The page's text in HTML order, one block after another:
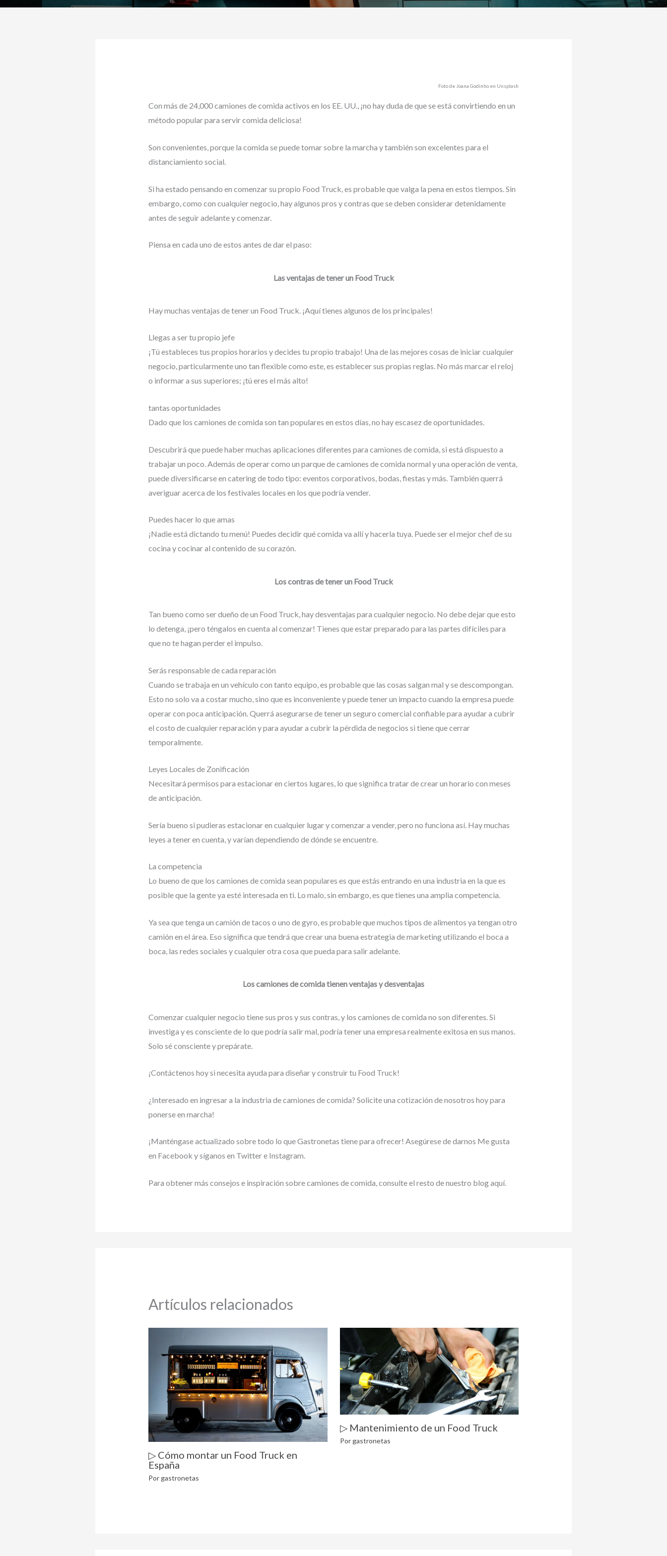
Foto de Joana Godinho en Unsplash
Con más de 24,000 camiones de comida activos en los EE. UU., ¡no hay duda de que se está convirtiendo en un
método popular para servir comida deliciosa!
Son convenientes, porque la comida se puede tomar sobre la marcha y también son excelentes para el
distanciamiento social.
Si ha estado pensando en comenzar su propio Food Truck, es probable que valga la pena en estos tiempos. Sin
embargo, como con cualquier negocio, hay algunos pros y contras que se deben considerar detenidamente
antes de seguir adelante y comenzar.
Piensa en cada uno de estos antes de dar el paso:
Las ventajas de tener un Food Truck
Hay muchas ventajas de tener un Food Truck. ¡Aquí tienes algunos de los principales!
Llegas a ser tu propio jefe
¡Tú estableces tus propios horarios y decides tu propio trabajo! Una de las mejores cosas de iniciar cualquier
negocio, particularmente uno tan flexible como este, es establecer sus propias reglas. No más marcar el reloj
o informar a sus superiores; ¡tú eres el más alto!
tantas oportunidades
Dado que los camiones de comida son tan populares en estos días, no hay escasez de oportunidades.
Descubrirá que puede haber muchas aplicaciones diferentes para camiones de comida, si está dispuesto a
trabajar un poco. Además de operar como un parque de camiones de comida normal y una operación de venta,
puede diversificarse en catering de todo tipo: eventos corporativos, bodas, fiestas y más. También querrá
averiguar acerca de los festivales locales en los que podría vender.
Puedes hacer lo que amas
¡Nadie está dictando tu menú! Puedes decidir qué comida va allí y hacerla tuya. Puede ser el mejor chef de su
cocina y cocinar al contenido de su corazón.
Los contras de tener un Food Truck
Tan bueno como ser dueño de un Food Truck, hay desventajas para cualquier negocio. No debe dejar que esto
lo detenga, ¡pero téngalos en cuenta al comenzar! Tienes que estar preparado para las partes difíciles para
que no te hagan perder el impulso.
Serás responsable de cada reparación
Cuando se trabaja en un vehículo con tanto equipo, es probable que las cosas salgan mal y se descompongan.
Esto no solo va a costar mucho, sino que es inconveniente y puede tener un impacto cuando la empresa puede
operar con poca anticipación. Querrá asegurarse de tener un seguro comercial confiable para ayudar a cubrir
el costo de cualquier reparación y para ayudar a cubrir la pérdida de negocios si tiene que cerrar
temporalmente.
Leyes Locales de Zonificación
Necesitará permisos para estacionar en ciertos lugares, lo que significa tratar de crear un horario con meses
de anticipación.
Sería bueno si pudieras estacionar en cualquier lugar y comenzar a vender, pero no funciona así. Hay muchas
leyes a tener en cuenta, y varían dependiendo de dónde se encuentre.
La competencia
Lo bueno de que los camiones de comida sean populares es que estás entrando en una industria en la que es
posible que la gente ya esté interesada en ti. Lo malo, sin embargo, es que tienes una amplia competencia.
Ya sea que tenga un camión de tacos o uno de gyro, es probable que muchos tipos de alimentos ya tengan otro
camión en el área. Eso significa que tendrá que crear una buena estrategia de marketing utilizando el boca a
boca, las redes sociales y cualquier otra cosa que pueda para salir adelante.
Los camiones de comida tienen ventajas y desventajas
Comenzar cualquier negocio tiene sus pros y sus contras, y los camiones de comida no son diferentes. Si
investiga y es consciente de lo que podría salir mal, podría tener una empresa realmente exitosa en sus manos.
Solo sé consciente y prepárate.
¡Contáctenos hoy si necesita ayuda para diseñar y construir tu Food Truck!
¿Interesado en ingresar a la industria de camiones de comida? Solicite una cotización de nosotros hoy para
ponerse en marcha!
¡Manténgase actualizado sobre todo lo que Gastronetas tiene para ofrecer! Asegúrese de darnos Me gusta
en Facebook y síganos en Twitter e Instagram.
Para obtener más consejos e inspiración sobre camiones de comida, consulte el resto de nuestro blog aquí.
Artículos relacionados
▷ Cómo montar un Food Truck en
España
Por gastronetas
▷ Mantenimiento de un Food Truck
Por gastronetas